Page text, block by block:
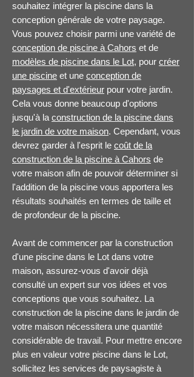
souhaitez intégrer la piscine dans la
conception générale de votre paysage.
Vous pouvez choisir parmi une variété de
conception de piscine à Cahors et de
modèles de piscine dans le Lot, pour créer
une piscine et une conception de
paysages et d'extérieur pour votre jardin.
Cela vous donne beaucoup d'options
jusqu'à la construction de la piscine dans
le jardin de votre maison. Cependant, vous
devrez garder à l'esprit le coût de la
construction de la piscine à Cahors de
votre maison afin de pouvoir déterminer si
l'addition de la piscine vous apportera les
résultats souhaités en termes de taille et
de profondeur de la piscine.
Avant de commencer par la construction
d'une piscine dans le Lot dans votre
maison, assurez-vous d'avoir déjà
consulté un expert sur vos idées et vos
conceptions que vous souhaitez. La
construction de la piscine dans le jardin de
votre maison nécessitera une quantité
considérable de travail. Pour mettre encore
plus en valeur votre piscine dans le Lot,
sollicitez les services de paysagiste à